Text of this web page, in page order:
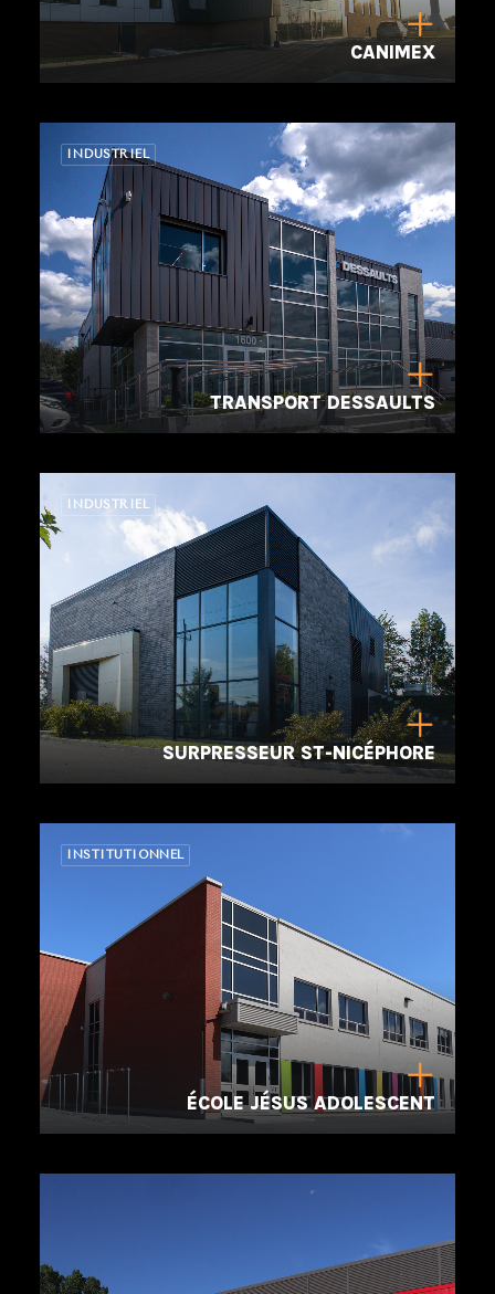
CANIMEX
INDUSTRIEL
TRANSPORT DESSAULTS
INDUSTRIEL
SURPRESSEUR ST-NICÉPHORE
INSTITUTIONNEL
ÉCOLE JÉSUS ADOLESCENT